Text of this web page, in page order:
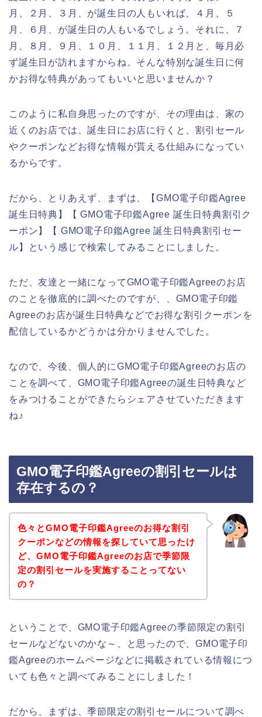
月、２月、３月、が誕生日の人もいれば、４月、５
月、６月、が誕生日の人もいるでしょう。それに、７
月、８月、９月、１０月、１１月、１２月と、毎月必
ず誕生日が訪れますからね。そんな特別な誕生日に何
かお得な特典があってもいいと思いませんか？
このように私自身思ったのですが、その理由は、家の
近くのお店では、誕生日にお店に行くと、割引セール
やクーポンなどお得な情報が貰える仕組みになってい
るからです。
だから、とりあえず、まずは、【GMO電子印鑑Agree
誕生日特典】【 GMO電子印鑑Agree 誕生日特典割引ク
ーポン】【 GMO電子印鑑Agree 誕生日特典割引セー
ル】という感じで検索してみることにしました。
ただ、友達と一緒になってGMO電子印鑑Agreeのお店
のことを徹底的に調べたのですが、、GMO電子印鑑
Agreeのお店が誕生日特典などでお得な割引クーポンを
配信しているかどうかは分かりませんでした。
なので、今後、個人的にGMO電子印鑑Agreeのお店の
ことを調べて、GMO電子印鑑Agreeの誕生日特典など
をみつけることができたらシェアさせていただきます
ね♪
GMO電子印鑑Agreeの割引セールは
存在するの？
色々とGMO電子印鑑Agreeのお得な割引
クーポンなどの情報を探していて思ったけ
ど、GMO電子印鑑Agreeのお店で季節限
定の割引セールを実施することってない
の？
ということで、GMO電子印鑑Agreeの季節限定の割引
セールなどないのかな～、と思ったので、GMO電子印
鑑Agreeのホームページなどに掲載されている情報につ
いても色々と調べてみることにしました！
だから、まずは、季節限定の割引セールについて調べ